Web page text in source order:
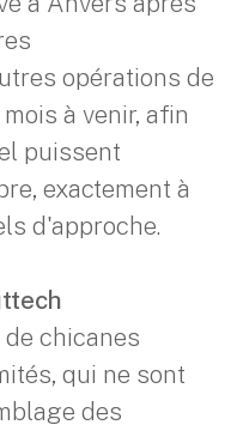
opérations de
à venir, afin
puissent
exactement à
d'approche.
chicanes
qui ne sont
des